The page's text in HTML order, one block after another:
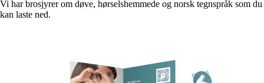
Vi har brosjyrer om døve, hørselshemmede og norsk tegnspråk som du
kan laste ned.